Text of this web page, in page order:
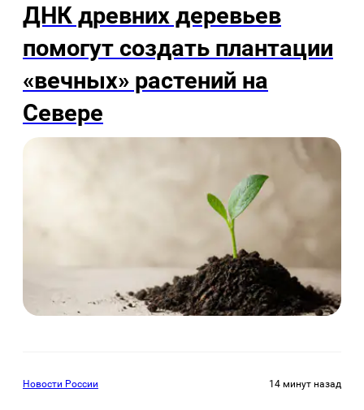
ДНК древних деревьев
помогут создать плантации
«вечных» растений на
Севере
Новости России 14 минут назад